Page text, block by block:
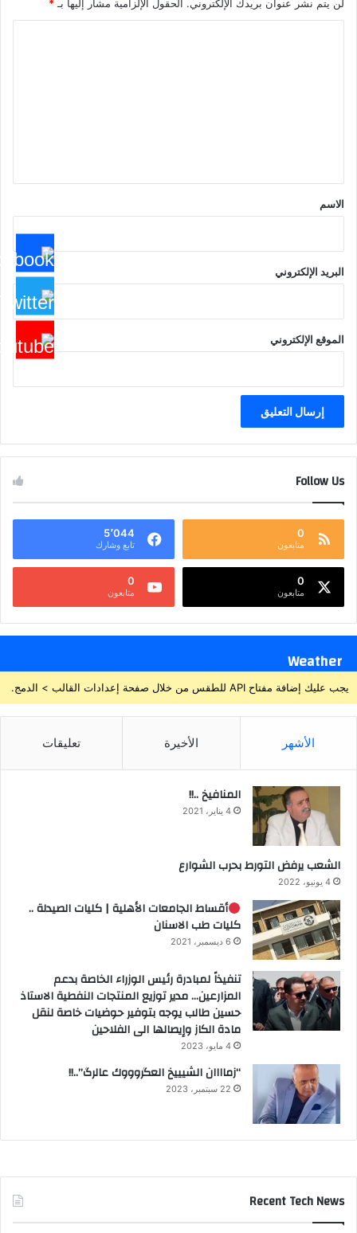
لن يتم نشر عنوان بريدك الإلكتروني. الحقول الإلزامية مشار إليها بـ*
*
الاسم
البريد الإلكتروني
الموقع الإلكتروني
Follow Us
0
متابعون
5٬044
تابع وشارك
0
متابعون
0
متابعون
Weather
يجب عليك إضافة مفتاح API للطقس من خلال صفحة إعدادات القالب > الدمج.
الأشهر الأخيرة تعليقات
المنافيخ ..!!
4 يناير، 2021
الشعب يرفض التورط بحرب الشوارع
4 يونيو، 2022
أقساط الجامعات الأهلية | كليات الصيدلة ..
كليات طب الاسنان
6 ديسمبر، 2021
تنفيذاً لمبادرة رئيس الوزراء الخاصة بدعم
المزارعين… مدير توزيع المنتجات النفطية الاستاذ
حسين طالب يوجه بتوفير حوضيات خاصة لنقل
مادة الكاز وإيصالها الى الفلاحين
4 مايو، 2023
“زماااان الشيييخ العگروووك عالرگ”..!!
22 سبتمبر، 2023
Recent Tech News